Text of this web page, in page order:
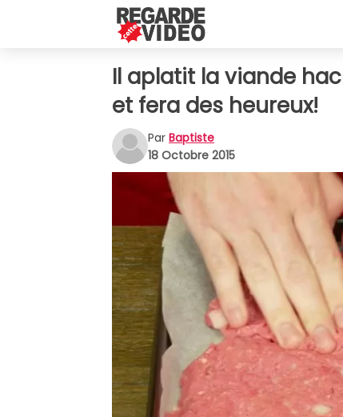
Il aplatit la viande
et fera des heureux!
Par Baptiste
18 Octobre 2015